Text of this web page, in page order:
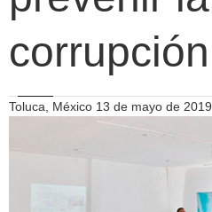
corrupción
Toluca, México 13 de mayo de 2019